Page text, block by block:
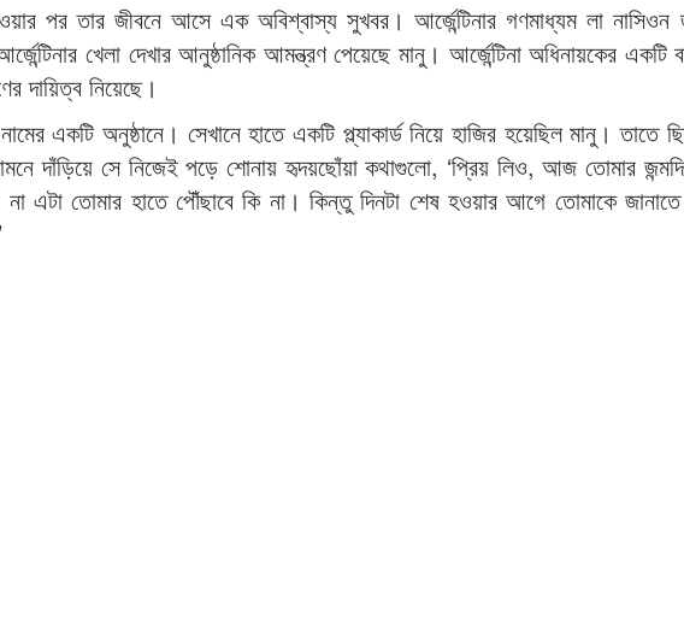
পর তার জীবনে আসে এক অবিশ্বাস্য সুখবর। আর্জেন্টিনার গণমাধ্যম লা নাসিওন
খেলা দেখার আনুষ্ঠানিক আমন্ত্রণ পেয়েছে মানু। আর্জেন্টিনা অধিনায়কের একটি
দায়িত্ব নিয়েছে।
একটি অনুষ্ঠানে। সেখানে হাতে একটি প্ল্যাকার্ড নিয়ে হাজির হয়েছিল মানু। তাতে
দাঁড়িয়ে সে নিজেই পড়ে শোনায় হৃদয়ছোঁয়া কথাগুলো, ‘প্রিয় লিও, আজ তোমার
না এটা তোমার হাতে পৌঁছাবে কি না। কিন্তু দিনটা শেষ হওয়ার আগে তোমাকে জানাতে